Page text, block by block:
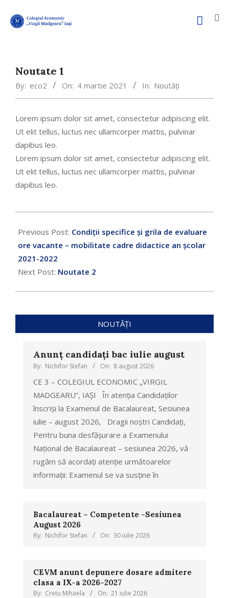
Noutate 1
By: eco2 On: 4 martie 2021 In: Noutăți
Lorem ipsum dolor sit amet, consectetur adipiscing elit.
Ut elit tellus, luctus nec ullamcorper mattis, pulvinar
dapibus leo.
Lorem ipsum dolor sit amet, consectetur adipiscing elit.
Ut elit tellus, luctus nec ullamcorper mattis, pulvinar
dapibus leo.
Previous Post: Condiții specifice și grila de evaluare
ore vacante – mobilitate cadre didactice an școlar
2021-2022
Next Post: Noutate 2
NOUTĂȚI
Anunț candidați bac iulie august
By: Nichifor Stefan On: 8 august 2026
CE 3 – COLEGIUL ECONOMIC „VIRGIL
MADGEARU”, IAȘI În atenția Candidaților
înscriși la Examenul de Bacalaureat, Sesiunea
iulie – august 2026, Dragii noștri Candidați,
Pentru buna desfășurare a Examenului
Național de Bacalaureat – sesiunea 2026, vă
rugăm să acordați atenție următoarelor
informații: Examenul se va susține în
Bacalaureat – Competente -Sesiunea
August 2026
By: Nichifor Stefan On: 30 iulie 2026
CEVM anunt depunere dosare admitere
clasa a IX-a 2026-2027
By: Cretu Mihaela On: 21 iulie 2026